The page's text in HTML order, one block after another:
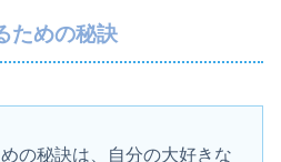
ための秘訣
の秘訣は、自分の大好きな